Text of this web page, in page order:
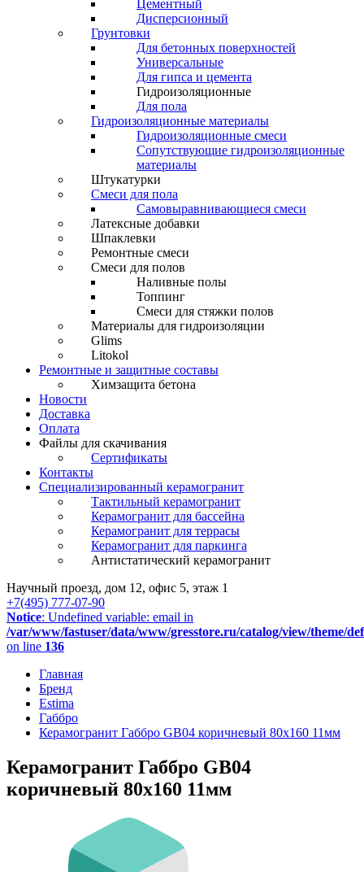
Цементный
Дисперсионный
Грунтовки
Для бетонных поверхностей
Универсальные
Для гипса и цемента
Гидроизоляционные
Для пола
Гидроизоляционные материалы
Гидроизоляционные смеси
Сопутствующие гидроизоляционные
материалы
Штукатурки
Смеси для пола
Самовыравнивающиеся смеси
Латексные добавки
Шпаклевки
Ремонтные смеси
Смеси для полов
Наливные полы
Топпинг
Смеси для стяжки полов
Материалы для гидроизоляции
Glims
Litokol
Ремонтные и защитные составы
Химзащита бетона
Новости
Доставка
Оплата
Файлы для скачивания
Сертификаты
Контакты
Специализированный керамогранит
Тактильный керамогранит
Керамогранит для бассейна
Керамогранит для террасы
Керамогранит для паркинга
Антистатический керамогранит
Научный проезд, дом 12, офис 5, этаж 1
+7(495) 777-07-90
Notice: Undefined variable: email in
/var/www/fastuser/data/www/gresstore.ru/catalog/view/theme/
on line 136
Главная
Бренд
Estima
Габбро
Керамогранит Габбро GB04 коричневый 80x160 11мм
Керамогранит Габбро GB04
коричневый 80x160 11мм